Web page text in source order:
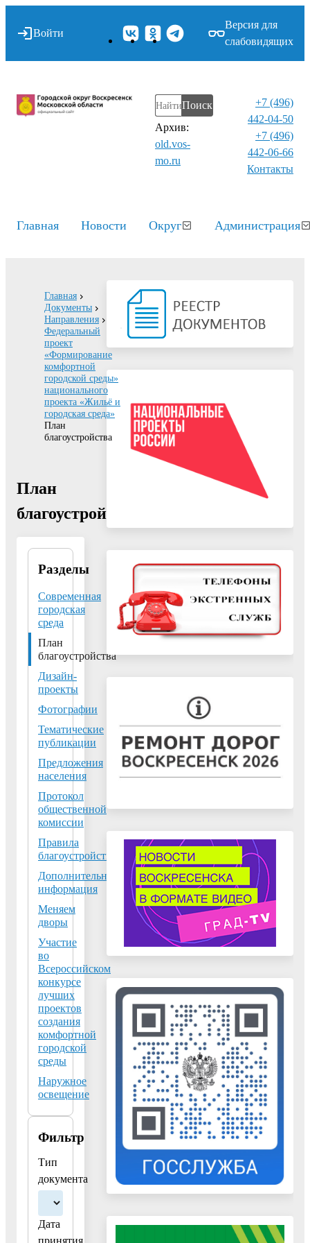
Войти
Версия для
слабовидящих
Поиск
Архив:
old.vos-
mo.ru
+7 (496)
442-04-50
+7 (496)
442-06-66
Контакты⁠
Главная Новости Округ Администрация
Главная
Документы
Направления
Федеральный
проект
«Формирование
комфортной
городской среды»
национального
проекта «Жильё и
городская среда»
План
благоустройства
План
благоустройства
Разделы
Современная
городская
среда
План
благоустройства
Дизайн-
проекты
Фотографии
Тематические
публикации
Предложения
населения
Протокол
общественной
комиссии
Правила
благоустройства
Дополнительная
информация
Меняем
дворы
Участие
во
Всероссийском
конкурсе
лучших
проектов
создания
комфортной
городской
среды
Наружное
освещение
Фильтр
Тип
документа
Дата
принятия
Федеральный
«Формирование
комфортной
городской
среды»
проекта
городская
Для
улучшения
внешнего
территории,
создания
центров
притяжения
для
населения
и
городской
на
территории
городского
округа
Воскресенск
на
год
запланированы
по
Белоозерский,